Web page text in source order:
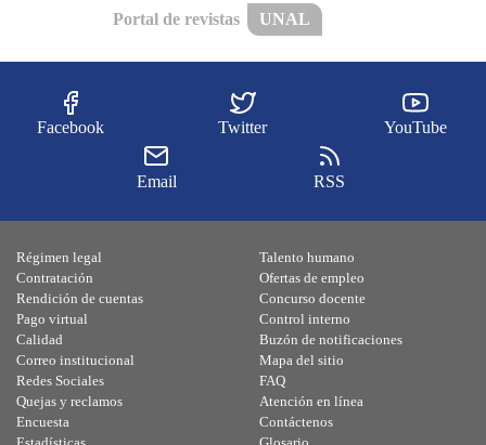
Portal de revistas UNAL
Facebook Twitter YouTube
Email RSS
Régimen legal
Contratación
Rendición de cuentas
Pago virtual
Calidad
Talento humano
Ofertas de empleo
Concurso docente
Control interno
Buzón de notificaciones
Correo institucional
Redes Sociales
Quejas y reclamos
Encuesta
Mapa del sitio
FAQ
Atención en línea
Contáctenos